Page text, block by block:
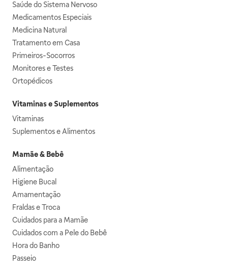
Saúde do Sistema Nervoso
Medicamentos Especiais
Medicina Natural
Tratamento em Casa
Primeiros-Socorros
Monitores e Testes
Ortopédicos
Vitaminas e Suplementos
Vitaminas
Suplementos e Alimentos
Mamãe & Bebê
Alimentação
Higiene Bucal
Amamentação
Fraldas e Troca
Cuidados para a Mamãe
Cuidados com a Pele do Bebê
Hora do Banho
Passeio